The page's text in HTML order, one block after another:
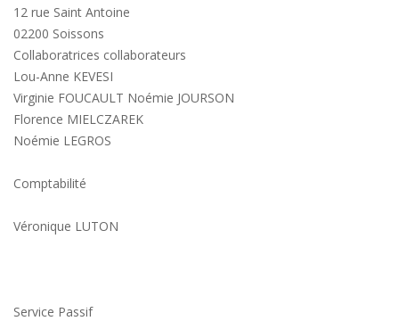
12 rue Saint Antoine
02200 Soissons
Collaboratrices collaborateurs
Lou-Anne KEVESI
Virginie FOUCAULT Noémie JOURSON
Florence MIELCZAREK
Noémie LEGROS
Comptabilité
Véronique LUTON
Service Passif